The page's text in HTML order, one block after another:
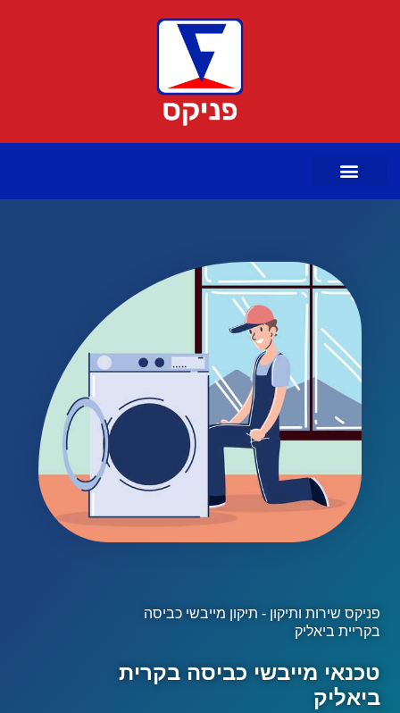
פניקס שירות ותיקון - תיקון מייבשי כביסה
בקריית ביאליק
טכנאי מייבשי כביסה בקרית
ביאליק